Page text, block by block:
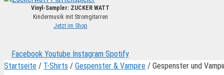
Vinyl-Sampler: ZUCKER WATT
Kindermusik mit Stromgitarren
Jetzt im Shop
Facebook Youtube Instagram Spotify
Startseite / T-Shirts / Gespenster & Vampire / Gespenster und